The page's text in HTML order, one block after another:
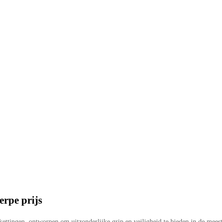
prijs